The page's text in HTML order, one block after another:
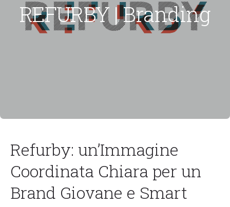
CONTATTACI
REFURBY | Branding
Refurby: un’Immagine
Coordinata Chiara per un
Brand Giovane e Smart